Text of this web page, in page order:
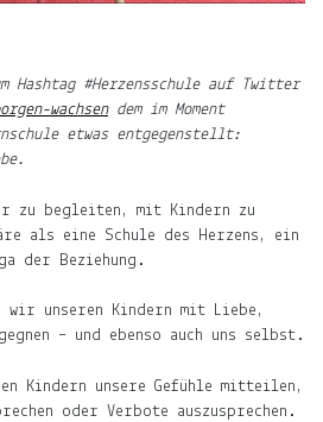
#Herzensschule auf Twitter
wachsendem im Moment
etwas entgegenstellt:
zu begleiten, mit Kindern zu
als eine Schule des Herzens, ein
der Beziehung.
wir unseren Kindern mit Liebe,
– und ebenso auch uns selbst.
Kindern unsere Gefühle mitteilen,
oder Verbote auszusprechen.